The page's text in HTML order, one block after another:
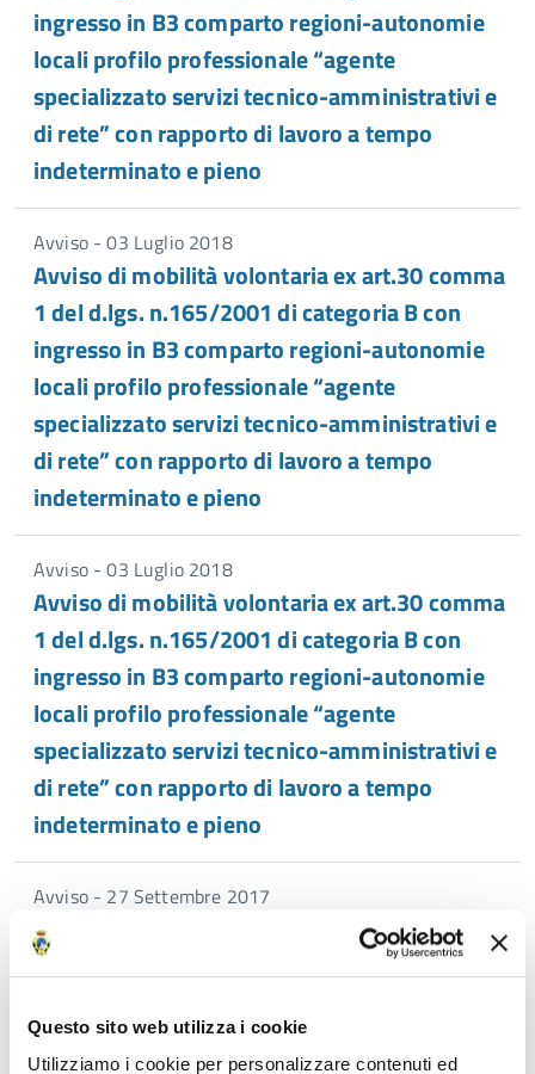
Questo sito web utilizza i cookie
Utilizziamo i cookie per personalizzare contenuti ed
ingresso in B3 comparto regioni-autonomie
locali profilo professionale “agente
specializzato servizi tecnico-amministrativi e
di rete” con rapporto di lavoro a tempo
indeterminato e pieno
Avviso - 03 Luglio 2018
Avviso di mobilità volontaria ex art.30 comma
1 del d.lgs. n.165/2001 di categoria B con
ingresso in B3 comparto regioni-autonomie
locali profilo professionale “agente
specializzato servizi tecnico-amministrativi e
di rete” con rapporto di lavoro a tempo
indeterminato e pieno
Avviso - 03 Luglio 2018
Avviso di mobilità volontaria ex art.30 comma
1 del d.lgs. n.165/2001 di categoria B con
ingresso in B3 comparto regioni-autonomie
locali profilo professionale “agente
specializzato servizi tecnico-amministrativi e
di rete” con rapporto di lavoro a tempo
indeterminato e pieno
Avviso - 27 Settembre 2017
Sottoscrizione intesa definitiva utilizzo risorse
per la retribuzione di posizione e risultato anno